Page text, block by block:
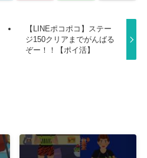
【LINEポコポコ】ステー
ジ150クリアまでがんばる
ぞー！！【ポイ活】